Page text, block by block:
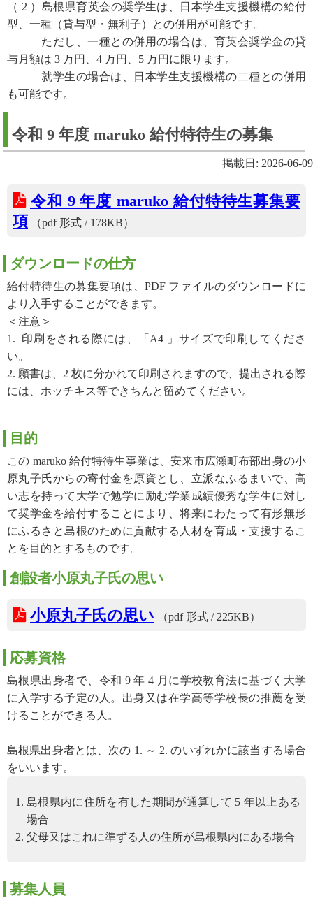
（ 2 ）島根県育英会の奨学生は、日本学生支援機構の給付
型、一種（貸与型・無利子）との併用が可能です。
ただし、一種との併用の場合は、育英会奨学金の貸
与月額は 3 万円、4 万円、5 万円に限ります。
就学生の場合は、日本学生支援機構の二種との併用
も可能です。
令和 9 年度 maruko 給付特待生の募集
掲載日: 2026-06-09
令和 9 年度 maruko 給付特待生募集要
項 （pdf 形式 / 178KB）
ダウンロードの仕方
給付特待生の募集要項は、PDF ファイルのダウンロードに
より入手することができます。
＜注意＞
1. 印刷をされる際には、「A4 」サイズで印刷してくださ
い。
2. 願書は、2 枚に分かれて印刷されますので、提出される際
には、ホッチキス等できちんと留めてください。
目的
この maruko 給付特待生事業は、安来市広瀬町布部出身の小
原丸子氏からの寄付金を原資とし、立派なふるまいで、高
い志を持って大学で勉学に励む学業成績優秀な学生に対し
て奨学金を給付することにより、将来にわたって有形無形
にふるさと島根のために貢献する人材を育成・支援するこ
とを目的とするものです。
創設者小原丸子氏の思い
小原丸子氏の思い （pdf 形式 / 225KB）
応募資格
島根県出身者で、令和 9 年 4 月に学校教育法に基づく大学
に入学する予定の人。出身又は在学高等学校長の推薦を受
けることができる人。
島根県出身者とは、次の 1. ～ 2. のいずれかに該当する場合
をいいます。
島根県内に住所を有した期間が通算して 5 年以上ある
場合
父母又はこれに準ずる人の住所が島根県内にある場合
募集人員